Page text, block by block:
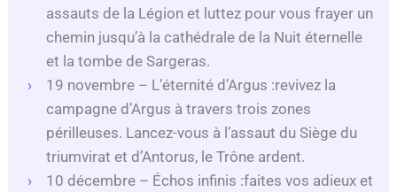
assauts de la Légion et luttez pour vous frayer un
chemin jusqu’à la cathédrale de la Nuit éternelle
et la tombe de Sargeras.
19 novembre – L’éternité d’Argus :revivez la
campagne d’Argus à travers trois zones
périlleuses. Lancez-vous à l’assaut du Siège du
triumvirat et d’Antorus, le Trône ardent.
10 décembre – Échos infinis :faites vos adieux et